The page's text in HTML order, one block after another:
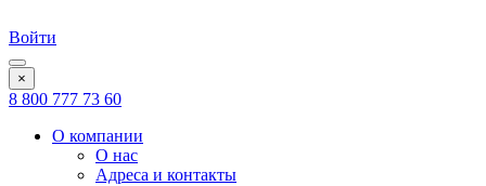
Войти
×
8 800 777 73 60
О компании
О нас
Адреса и контакты